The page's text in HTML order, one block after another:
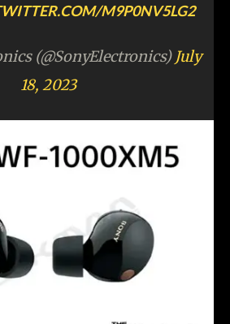
M9P0NV5LG2
(@SonyElectronics) July
18, 2023